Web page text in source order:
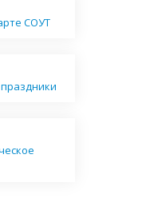
СОУТ